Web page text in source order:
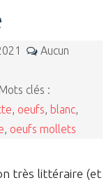
Aucun
Mots clés :
oeufs blanc
oeufs mollets
très littéraire (et